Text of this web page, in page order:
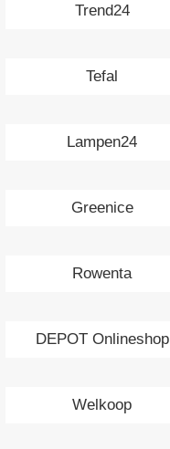
Trend24
Tefal
Lampen24
Greenice
Rowenta
DEPOT Onlineshop
Welkoop